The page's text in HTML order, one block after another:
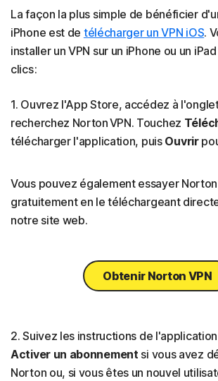
La façon la plus simple de bénéficier
iPhone est de télécharger un VPN iOS.
installer un VPN sur un iPhone ou un
clics :
1. Ouvrez l'App Store, accédez à
recherchez Norton VPN. Touchez
télécharger l'application, puis Ouvrir
Vous pouvez également essayer Norton
gratuitement en le téléchargeant
notre site web.
Obtenir Norton VPN
2. Suivez les instructions de
Activer un abonnement si vous avez
Norton ou, si vous êtes un nouvel